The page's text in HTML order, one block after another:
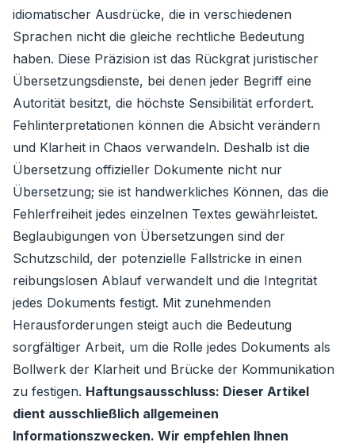
idiomatischer Ausdrücke, die in verschiedenen
Sprachen nicht die gleiche rechtliche Bedeutung
haben. Diese Präzision ist das Rückgrat juristischer
Übersetzungsdienste, bei denen jeder Begriff eine
Autorität besitzt, die höchste Sensibilität erfordert.
Fehlinterpretationen können die Absicht verändern
und Klarheit in Chaos verwandeln. Deshalb ist die
Übersetzung offizieller Dokumente nicht nur
Übersetzung; sie ist handwerkliches Können, das die
Fehlerfreiheit jedes einzelnen Textes gewährleistet.
Beglaubigungen von Übersetzungen sind der
Schutzschild, der potenzielle Fallstricke in einen
reibungslosen Ablauf verwandelt und die Integrität
jedes Dokuments festigt. Mit zunehmenden
Herausforderungen steigt auch die Bedeutung
sorgfältiger Arbeit, um die Rolle jedes Dokuments als
Bollwerk der Klarheit und Brücke der Kommunikation
zu festigen. Haftungsausschluss: Dieser Artikel
dient ausschließlich allgemeinen
Informationszwecken. Wir empfehlen Ihnen